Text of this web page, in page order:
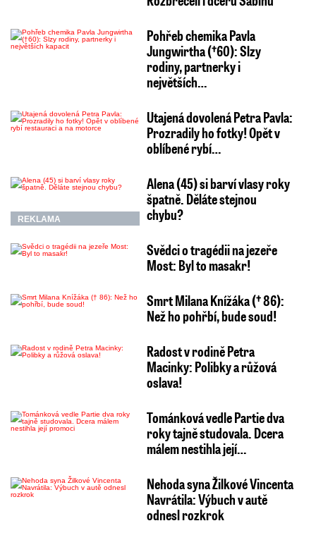
Pohřeb chemika Pavla
Jungwirtha (†60): Slzy
rodiny, partnerky i
největších…
Utajená dovolená Petra Pavla:
Prozradily ho fotky! Opět v
oblíbené rybí…
REKLAMA
Alena (45) si barví vlasy roky
špatně. Děláte stejnou
chybu?
Svědci o tragédii na jezeře
Most: Byl to masakr!
Smrt Milana Knížáka († 86):
Než ho pohřbí, bude soud!
Radost v rodině Petra
Macinky: Polibky a růžová
oslava!
Tománková vedle Partie dva
roky tajně studovala. Dcera
málem nestihla její…
Nehoda syna Žilkové Vincenta
Navrátila: Výbuch v autě
odnesl rozkrok